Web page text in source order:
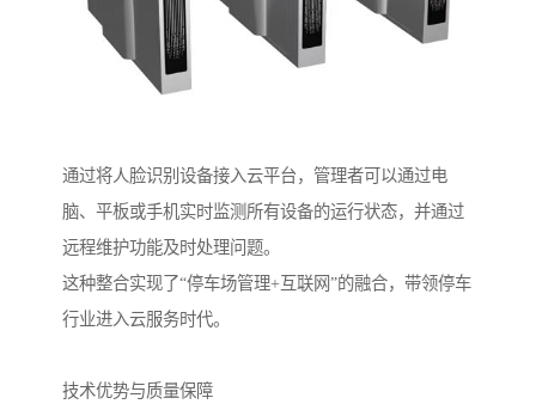
通过将人脸识别设备接入云平台，管理者可以通过电
脑、平板或手机实时监测所有设备的运行状态，并通过
远程维护功能及时处理问题。
这种整合实现了“停车场管理+互联网”的融合，带领停车
行业进入云服务时代。
技术优势与质量保障